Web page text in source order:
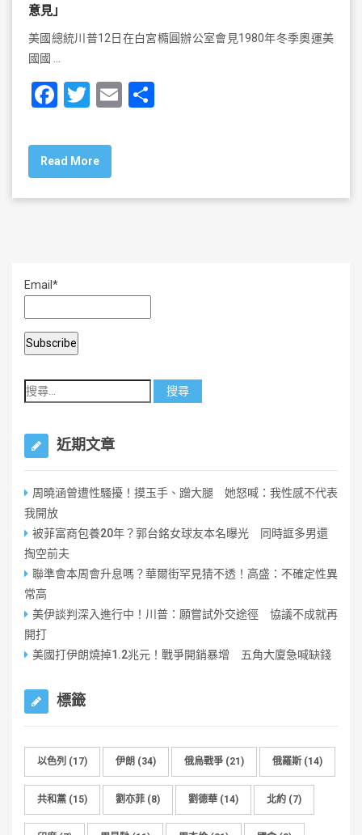
意見」
美國總統川普12日在白宮橢圓辦公室會見1980年冬季奧運美
國國 …
F
c
e
b
k
T
tt
er
E
Read More
Email*
近期文章
周曉涵曾遭性騷擾！摸玉手、蹭大腿 她怒喊：我性感不代表
我開放
被菲富商包養20年？郭台銘女球友本名曝光 同時誆多男還
掏空前夫
聯準會本周會升息嗎？華爾街罕見猜不透！高盛：不確定性異
常高
美伊談判深入進行中！川普：願嘗試外交途徑 協議不成就再
開打
美國打伊朗燒掉1.2兆元！戰爭開銷暴增 五角大廈急喊缺錢
標籤
以色列 (17) 伊朗 (34) 俄烏戰爭 (21) 俄羅斯 (14)
共和黨 (15) 劉亦菲 (8) 劉德華 (14) 北約 (7)